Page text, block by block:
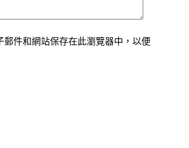
郵件和網站保存在此瀏覽器中，以便